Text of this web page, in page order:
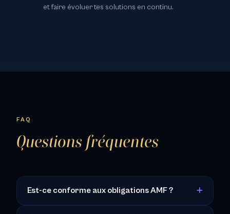
et faire évoluer tes solutions en continu.
FAQ
Questions fréquentes
Est-ce conforme aux obligations AMF ?